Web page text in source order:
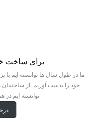
برای ساخت
ما در طول سال ها توانسته ایم با
خود را بدست آوریم. از
توانسته ایم در